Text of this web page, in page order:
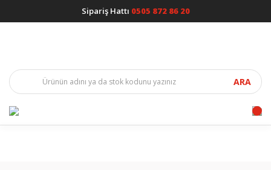
Sipariş Hattı 0505 872 86 20
ARA